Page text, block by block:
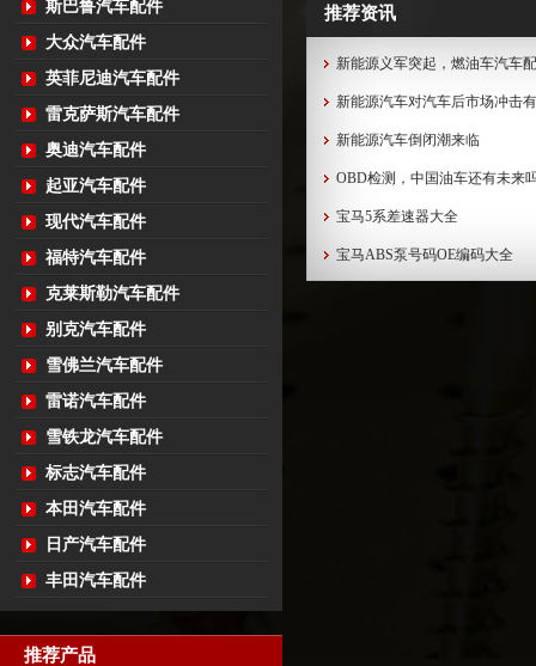
斯巴鲁汽车配件
大众汽车配件
英菲尼迪汽车配件
雷克萨斯汽车配件
奥迪汽车配件
起亚汽车配件
现代汽车配件
福特汽车配件
克莱斯勒汽车配件
别克汽车配件
雪佛兰汽车配件
雷诺汽车配件
雪铁龙汽车配件
标志汽车配件
本田汽车配件
日产汽车配件
丰田汽车配件
推荐产品
推荐资讯
新能源义军突起，燃油车汽车
新能源汽车对汽车后市场冲击
新能源汽车倒闭潮来临
OBD检测，中国油车还有未来
宝马5系差速器大全
宝马ABS泵号码OE编码大全